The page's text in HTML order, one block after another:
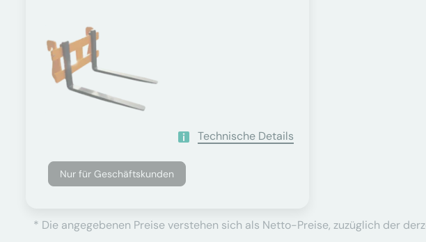
Technische Details
Nur für Geschäftskunden
* Die angegebenen Preise verstehen sich als Netto-Preise, zuzüglich der